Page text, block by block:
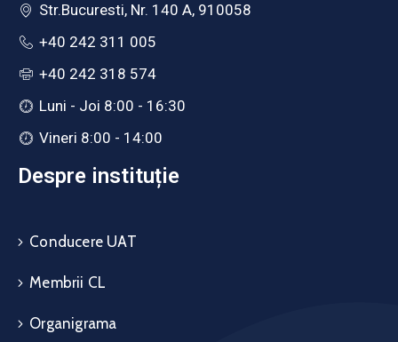
Str.Bucuresti, Nr. 140 A, 910058
+40 242 311 005
+40 242 318 574
Luni - Joi 8:00 - 16:30
Vineri 8:00 - 14:00
Despre instituție
Conducere UAT
Membrii CL
Organigrama